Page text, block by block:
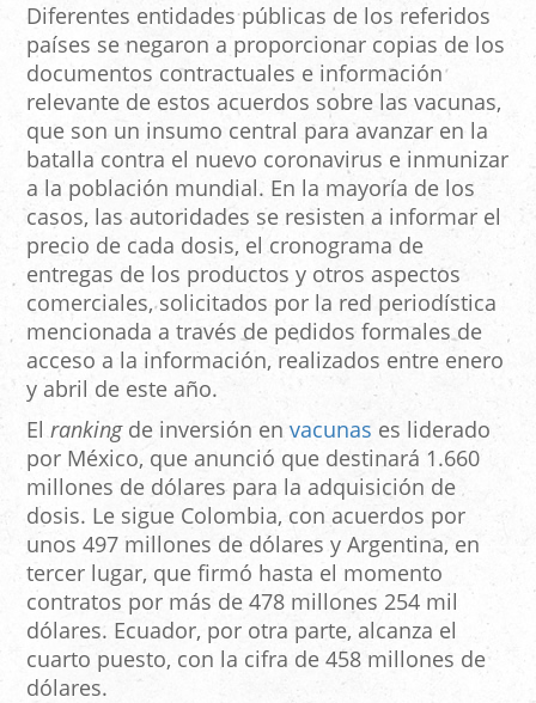
Diferentes entidades públicas de los referidos
países se negaron a proporcionar copias de los
documentos contractuales e información
relevante de estos acuerdos sobre las vacunas,
que son un insumo central para avanzar en la
batalla contra el nuevo coronavirus e inmunizar
a la población mundial. En la mayoría de los
casos, las autoridades se resisten a informar el
precio de cada dosis, el cronograma de
entregas de los productos y otros aspectos
comerciales, solicitados por la red periodística
mencionada a través de pedidos formales de
acceso a la información, realizados entre enero
y abril de este año.
El ranking de inversión en vacunas es liderado
por México, que anunció que destinará 1.660
millones de dólares para la adquisición de
dosis. Le sigue Colombia, con acuerdos por
unos 497 millones de dólares y Argentina, en
tercer lugar, que firmó hasta el momento
contratos por más de 478 millones 254 mil
dólares. Ecuador, por otra parte, alcanza el
cuarto puesto, con la cifra de 458 millones de
dólares.